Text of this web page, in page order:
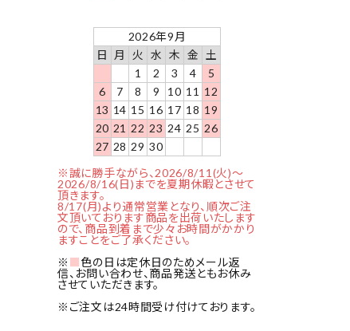
2026年9月
日
月 火 水 木 金
土
1
2 3 4
5
6
7 8 9 10 11 12
13 14 15 16 17 18 19
20 21 22 23 24 25 26
27 28 29 30
※誠に勝手ながら、2026/8/11(火)～
2026/8/16(日)までを夏期休暇とさせて
頂きます。
8/17(月)より通常営業となり、順次ご注
文頂いております商品を出荷いたします
ので、商品到着まで少々お時間がかかり
ますことをご了承ください。
※ ■色の日は定休日のためメール返
信、お問い合わせ、商品発送ともお休み
させていただきます。
※ご注文は24時間受け付けております。